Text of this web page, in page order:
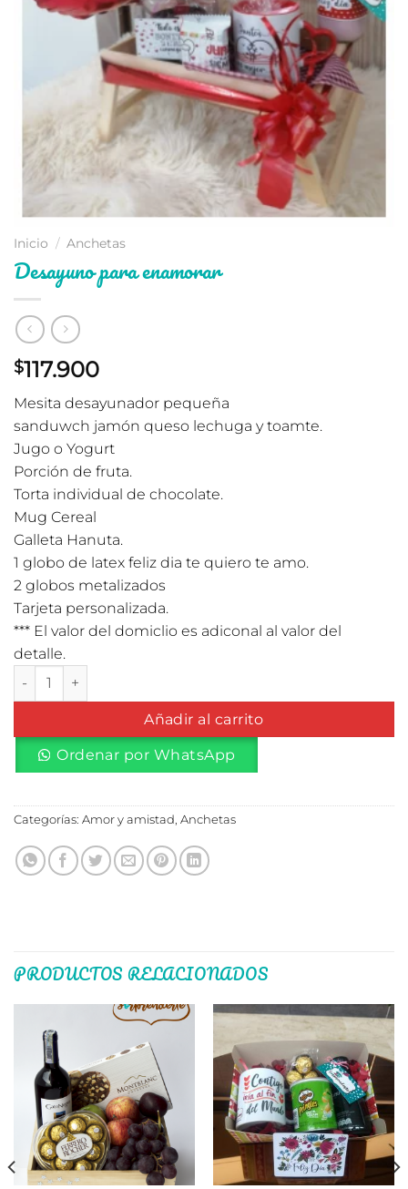
Inicio / Anchetas
Desayuno para enamorar
$117.900
Mesita desayunador pequeña
sanduwch jamón queso lechuga y toamte.
Jugo o Yogurt
Porción de fruta.
Torta individual de chocolate.
Mug Cereal
Galleta Hanuta.
1 globo de latex feliz dia te quiero te amo.
2 globos metalizados
Tarjeta personalizada.
*** El valor del domiclio es adiconal al valor del
detalle.
Desayuno para enamorar cantidad
Añadir al carrito
Ordenar por WhatsApp
Categorías: Amor y amistad Anchetas
PRODUCTOS RELACIONADOS